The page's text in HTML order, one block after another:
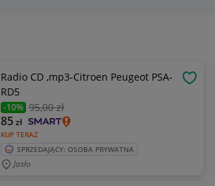
Radio CD ,mp3-Citroen Peugeot PSA-
RD5
-10% 95,00 zł
KUP TERAZ
85zł
SPRZEDAJĄCY: OSOBA PRYWATNA
Jasło